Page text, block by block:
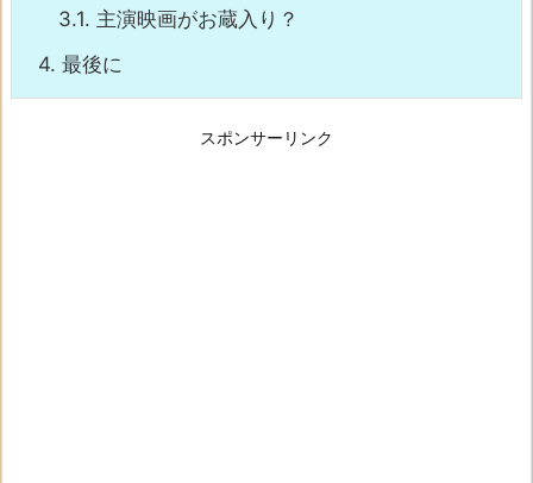
3.1. 主演映画がお蔵入り？
4. 最後に
スポンサーリンク